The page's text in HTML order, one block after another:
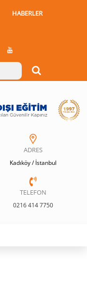
HABERLER
ADRES
Kadıköy / İstanbul
TELEFON
0216 414 7750